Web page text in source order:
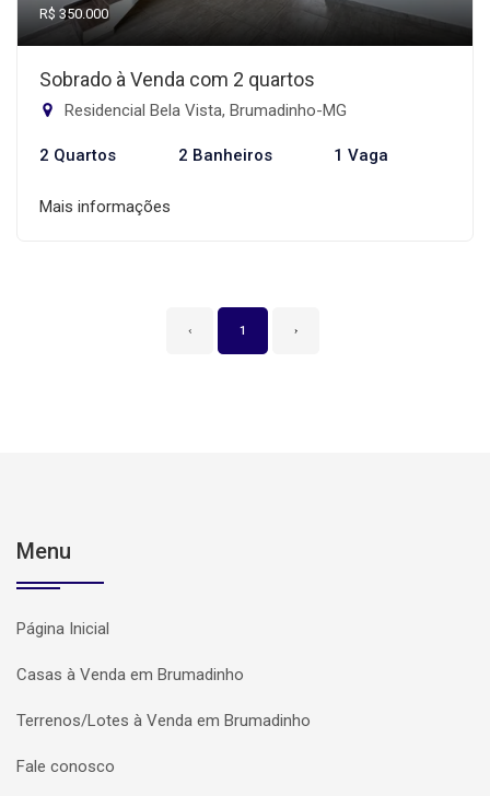
R$ 350.000
Sobrado à Venda com 2 quartos
Residencial Bela Vista, Brumadinho-MG
2 Quartos 2 Banheiros 1 Vaga
Mais informações
‹ 1 ›
Menu
Página Inicial
Casas à Venda em Brumadinho
Terrenos/Lotes à Venda em Brumadinho
Fale conosco